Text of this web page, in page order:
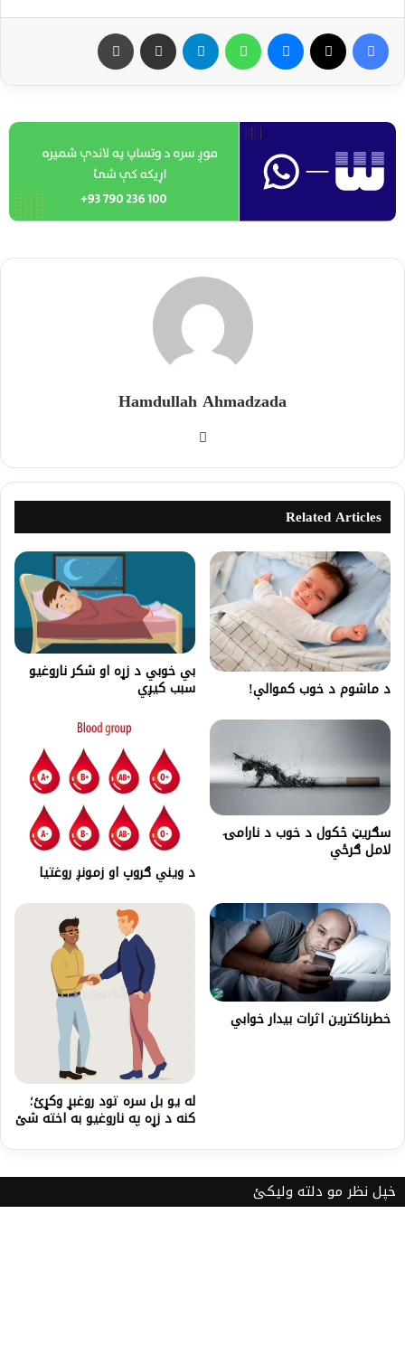
Hamdullah Ahmadzada
Related Articles
د ماشوم د خوب کموالې!
بي خوبي د زړه او شکر ناروغيو
سبب کیږي
سګریټ څکول د خوب د نارامۍ
لامل ګرځي
د ویني ګروپ او زمونږ روغتیا
خطرناکترین اثرات بیدار خوابي
له یو بل سره تود روغبړ وکړئ؛
کنه د زړه په ناروغیو به اخته شئ
خپل نظر مو دلته ولیکئ